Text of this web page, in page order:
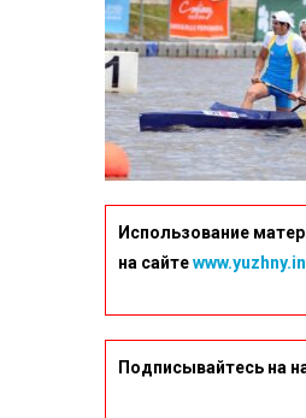
Использование
на сайте
Подписывайтесь на